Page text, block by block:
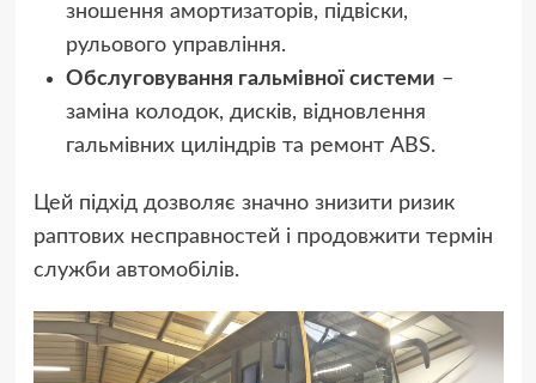
зношення амортизаторів, підвіски,
рульового управління.
Обслуговування гальмівної системи –
заміна колодок, дисків, відновлення
гальмівних циліндрів та ремонт ABS.
Цей підхід дозволяє значно знизити ризик
раптових несправностей і продовжити термін
служби автомобілів.